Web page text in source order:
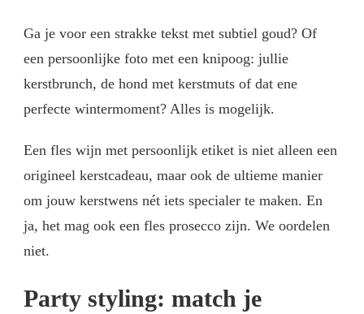
Ga je voor een strakke tekst met subtiel goud? Of
een persoonlijke foto met een knipoog: jullie
kerstbrunch, de hond met kerstmuts of dat ene
perfecte wintermoment? Alles is mogelijk.
Een fles wijn met persoonlijk etiket is niet alleen een
origineel kerstcadeau, maar ook de ultieme manier
om jouw kerstwens nét iets specialer te maken. En
ja, het mag ook een fles prosecco zijn. We oordelen
niet.
Party styling: match je